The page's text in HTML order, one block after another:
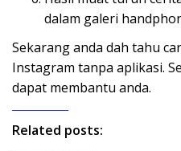
dalam galeri
Sekarang anda dah tahu
Instagram tanpa aplikasi.
dapat membantu anda.
Related posts: